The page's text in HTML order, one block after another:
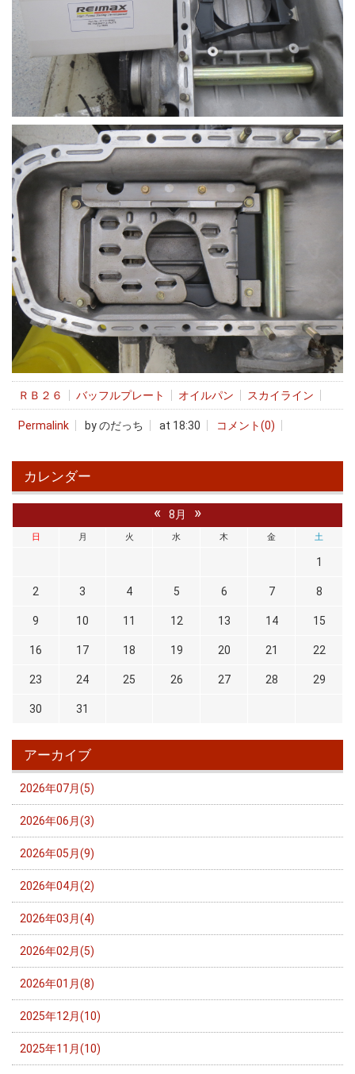
ＲＢ２６ バッフルプレート オイルパン スカイライン
Permalink by のだっち at 18:30 コメント(0)
カレンダー
« 8月 »
日 月 火 水 木 金 土
1
2 3 4 5 6 7 8
9 10 11 12 13 14 15
16 17 18 19 20 21 22
23 24 25 26 27 28 29
30 31
アーカイブ
2026年07月(5)
2026年06月(3)
2026年05月(9)
2026年04月(2)
2026年03月(4)
2026年02月(5)
2026年01月(8)
2025年12月(10)
2025年11月(10)